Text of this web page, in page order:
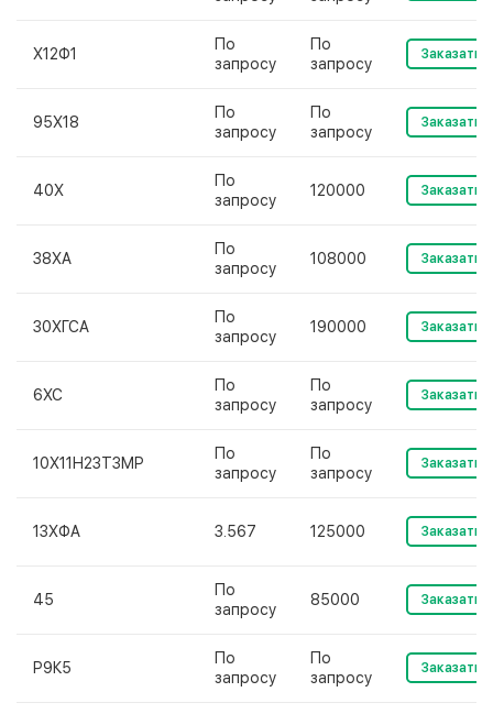
Х12Ф1
По
запросу
По
запросу
Заказать
95Х18
По
запросу
По
запросу
Заказать
40Х
По
запросу
120000 Заказать
38ХА
По
запросу
108000 Заказать
30ХГСА
По
запросу
190000 Заказать
6ХС
По
запросу
По
запросу
Заказать
10Х11Н23Т3МР
По
запросу
По
запросу
Заказать
13ХФА 3.567 125000 Заказать
45
По
запросу
85000 Заказать
Р9К5
По
запросу
По
запросу
Заказать